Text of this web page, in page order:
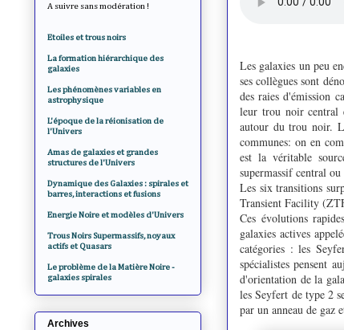
Les galaxies un peu
ses collègues sont
des raies d'émission
leur trou noir central
autour du trou noir.
communes: on en
est la véritable
supermassif central
Les six transitions
Transient Facility
Ces évolutions
galaxies actives
catégories : les
spécialistes pensent
d'orientation de la
les Seyfert de type 2
par un anneau de gaz
A suivre sans modération !
Etoiles et trous noirs
La formation hiérarchique des
galaxies
Les phénomènes variables en
astrophysique
L'époque de la réionisation de
l'Univers
Amas de galaxies et grandes
structures de l'Univers
Dynamique des Galaxies : spirales et
barres, interactions et fusions
Energie Noire et modèles d'Univers
Trous Noirs Supermassifs, noyaux
actifs et Quasars
Le problème de la Matière Noire -
galaxies spirales
Archives